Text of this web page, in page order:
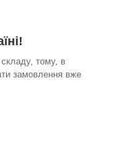
складу, тому, в
замовлення вже